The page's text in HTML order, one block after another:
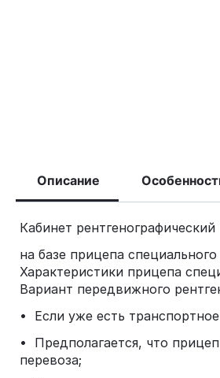
Описание
Кабинет
на базе прицепа специального
Характеристики прицепа
Вариант передвижного
• Если уже есть
• Предполагается, что
перевоза;